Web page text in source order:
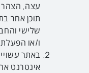
עצה,
תוכן אחר
שלישי
ו/או
באתר
אינטרנט